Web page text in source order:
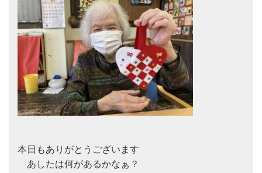
本日もありがとうございます
あしたは何があるかなぁ？